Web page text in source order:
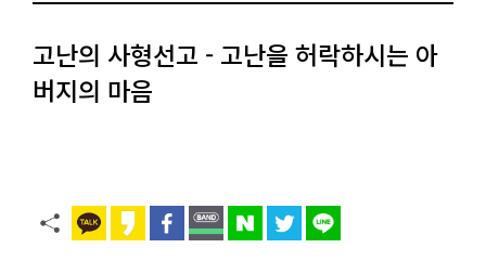
고난의 사형선고 - 고난을 허락하시는 아
버지의 마음